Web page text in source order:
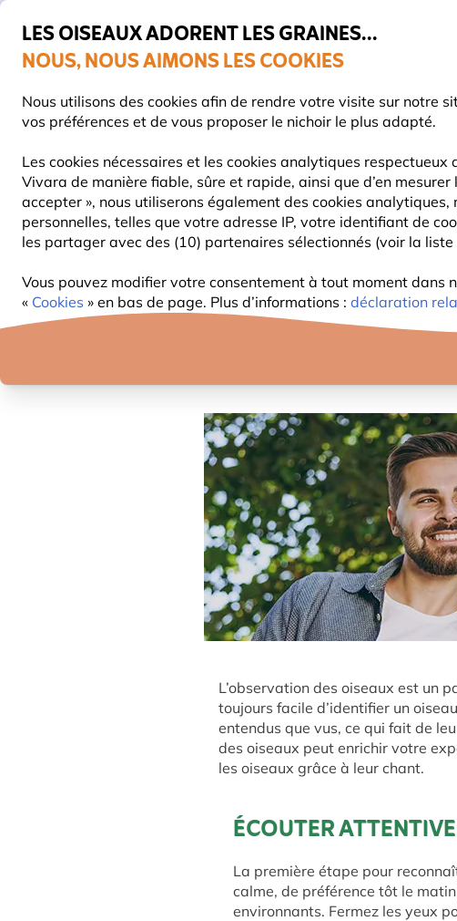
LES OISEAUX ADORENT LES GRAINES...
NOUS, NOUS AIMONS LES COOKIES
Nous utilisons des cookies afin de rendre votre visite sur notre
vos préférences et de vous proposer le nichoir le plus adapté.
Les cookies nécessaires et les cookies analytiques
Vivara de manière fiable, sûre et rapide, ainsi que d’en
accepter », nous utiliserons également des cookies
personnelles, telles que votre adresse IP, votre identifiant de
les partager avec des (10) partenaires sélectionnés (voir la
Vous pouvez modifier votre consentement à tout moment
« Cookies » en bas de page. Plus d’informations : déclaration
Livraison express gratuite dès 59 €
NOURRITURE MANGEOIRES NICHOIRS
Blog Information Comment identifier un oiseau grâce
COMMENT
L’observation des oiseaux est un
toujours facile d’identifier un
entendus que vus, ce qui fait de
des oiseaux peut enrichir votre
les oiseaux grâce à leur chant.
ÉCOUTER
La première étape pour
calme, de préférence tôt le
environnants. Fermez les yeux